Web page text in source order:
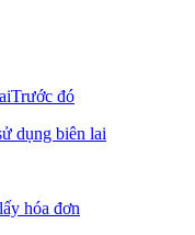
Trước đó
dụng biên lai
hóa đơn